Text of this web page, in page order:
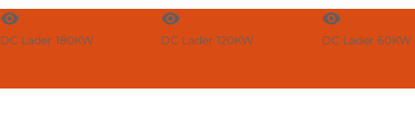
visibility
DC Lader 180KW
visibility
DC Lader 120KW
visibility
DC Lader 60KW